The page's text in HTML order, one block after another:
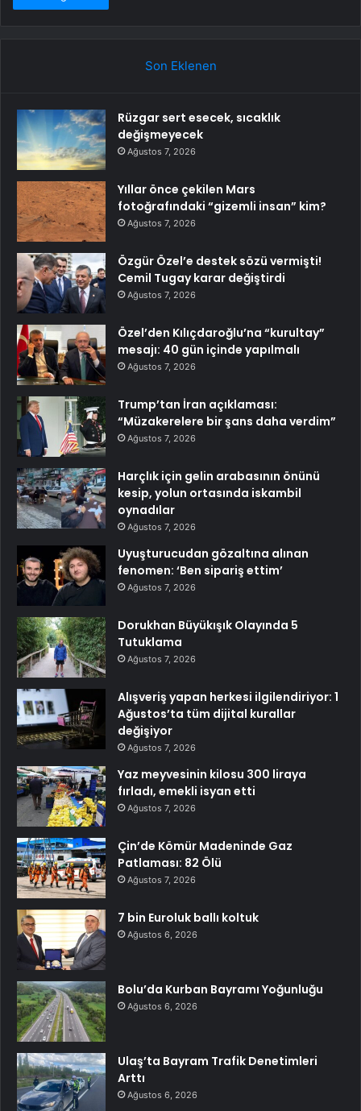
Son Eklenen
Rüzgar sert esecek, sıcaklık
değişmeyecek
Ağustos 7, 2026
Yıllar önce çekilen Mars
fotoğrafındaki “gizemli insan” kim?
Ağustos 7, 2026
Özgür Özel’e destek sözü vermişti!
Cemil Tugay karar değiştirdi
Ağustos 7, 2026
Özel’den Kılıçdaroğlu’na “kurultay”
mesajı: 40 gün içinde yapılmalı
Ağustos 7, 2026
Trump’tan İran açıklaması:
“Müzakerelere bir şans daha verdim”
Ağustos 7, 2026
Harçlık için gelin arabasının önünü
kesip, yolun ortasında iskambil
oynadılar
Ağustos 7, 2026
Uyuşturucudan gözaltına alınan
fenomen: ‘Ben sipariş ettim’
Ağustos 7, 2026
Dorukhan Büyükışık Olayında 5
Tutuklama
Ağustos 7, 2026
Alışveriş yapan herkesi ilgilendiriyor: 1
Ağustos’ta tüm dijital kurallar
değişiyor
Ağustos 7, 2026
Yaz meyvesinin kilosu 300 liraya
fırladı, emekli isyan etti
Ağustos 7, 2026
Çin’de Kömür Madeninde Gaz
Patlaması: 82 Ölü
Ağustos 7, 2026
7 bin Euroluk ballı koltuk
Ağustos 6, 2026
Bolu’da Kurban Bayramı Yoğunluğu
Ağustos 6, 2026
Ulaş’ta Bayram Trafik Denetimleri
Arttı
Ağustos 6, 2026